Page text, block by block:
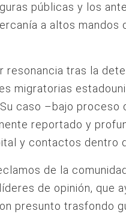
públicas y los
a altos mandos
resonancia tras la
migratorias
caso –bajo proceso
reportado y
y contactos dentro
de la
de opinión, que
presunto trasfondo